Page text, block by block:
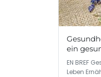
ein
EN BREF
Leben